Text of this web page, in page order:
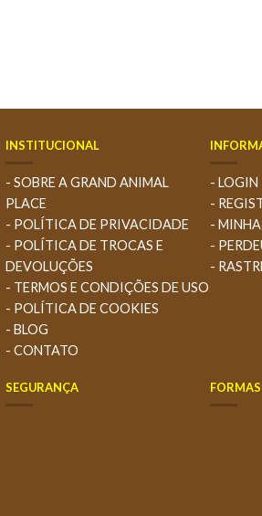
INSTITUCIONAL
- SOBRE A GRAND ANIMAL
PLACE
- POLÍTICA DE PRIVACIDADE
- POLÍTICA DE TROCAS E
DEVOLUÇÕES
- TERMOS E CONDIÇÕES DE USO
- POLÍTICA DE COOKIES
- BLOG
- CONTATO
- LOGIN
-
-
-
-
SEGURANÇA